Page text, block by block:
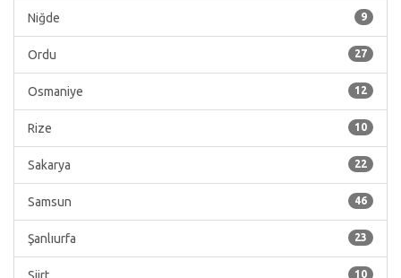
9
Niğde
27
Ordu
12
Osmaniye
10
Rize
22
Sakarya
46
Samsun
23
Şanlıurfa
10